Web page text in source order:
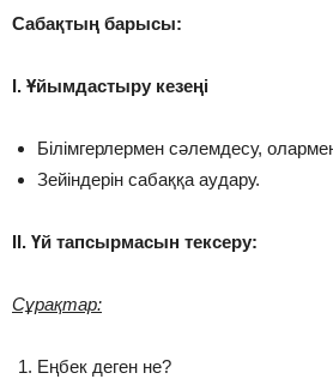
Сабақтың барысы:
І. Ұйымдастыру кезеңі
Білімгерлермен сәлемдесу,
Зейіндерін сабаққа аудару.
ІІ. Үй тапсырмасын тексеру:
Сұрақтар:
Еңбек деген не?